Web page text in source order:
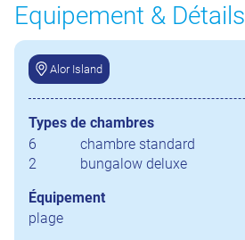
Equipement & Détails
Alor Island
Types de chambres
6
chambre standard
2
bungalow deluxe
Équipement
plage